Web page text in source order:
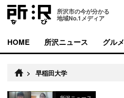
所沢市の今が分かる
地域No.1メディア
HOME 所沢ニュース グルメ
> 早稲田大学